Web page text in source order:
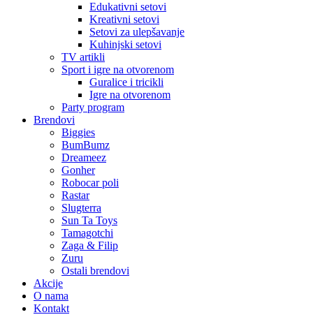
Edukativni setovi
Kreativni setovi
Setovi za ulepšavanje
Kuhinjski setovi
TV artikli
Sport i igre na otvorenom
Guralice i tricikli
Igre na otvorenom
Party program
Brendovi
Biggies
BumBumz
Dreameez
Gonher
Robocar poli
Rastar
Slugterra
Sun Ta Toys
Tamagotchi
Zaga & Filip
Zuru
Ostali brendovi
Akcije
O nama
Kontakt